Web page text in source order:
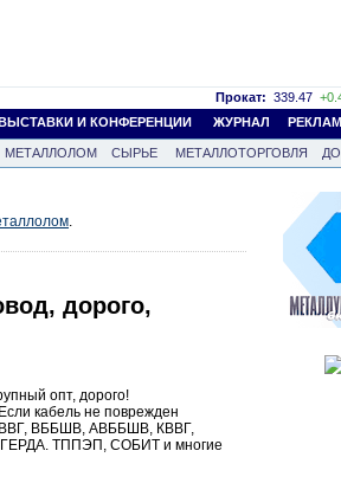
Прокат: 339.47
И КОНФЕРЕНЦИИ ЖУРНАЛ
МЕТАЛЛОЛОМ СЫРЬЕ МЕТАЛЛОТОРГОВЛЯ
.
дорого,
опт, дорого!
кабель не поврежден
ВББШВ, АВББШВ, КВВГ,
ТППЭП, СОБИТ и многие